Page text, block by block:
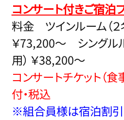
コンサート付きご宿泊
料金 ツインルーム（２
￥73,200～ シングル
用） ￥38,200～
コンサートチケット（食
付・税込
※組合員様は宿泊割引